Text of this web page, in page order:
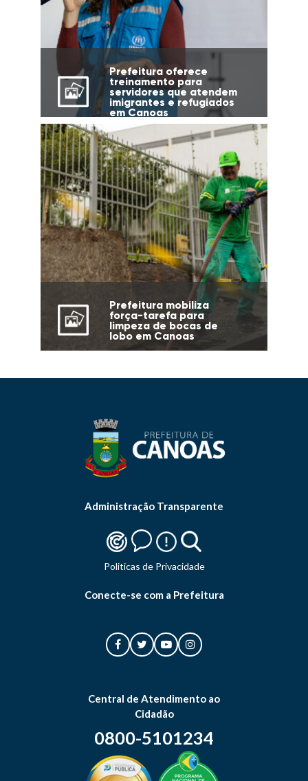
Prefeitura oferece
treinamento para
servidores que atendem
imigrantes e refugiados
em Canoas
Prefeitura mobiliza
força-tarefa para
limpeza de bocas de
lobo em Canoas
Administração Transparente
Politicas de Privacidade
Conecte-se com a Prefeitura
Central de Atendimento ao
Cidadão
0800-5101234